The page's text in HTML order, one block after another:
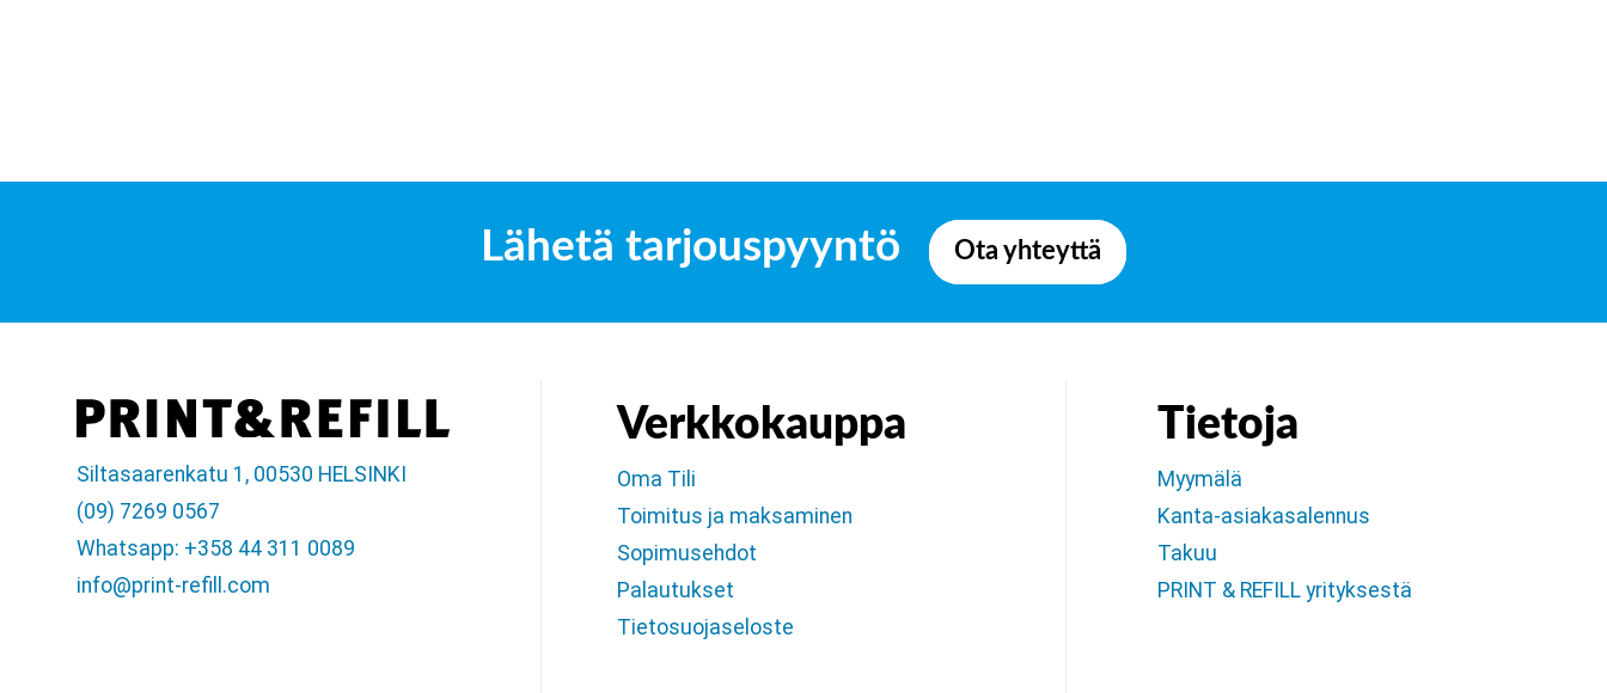
Lähetä tarjouspyyntö Ota yhteyttä
Siltasaarenkatu 1, 00530 HELSINKI
(09) 7269 0567
Whatsapp: +358 44 311 0089
info@print-refill.com
Verkkokauppa
Oma Tili
Toimitus ja maksaminen
Sopimusehdot
Palautukset
Tietosuojaseloste
Tietoja
Myymälä
Kanta-asiakasalennus
Takuu
PRINT & REFILL yrityksestä